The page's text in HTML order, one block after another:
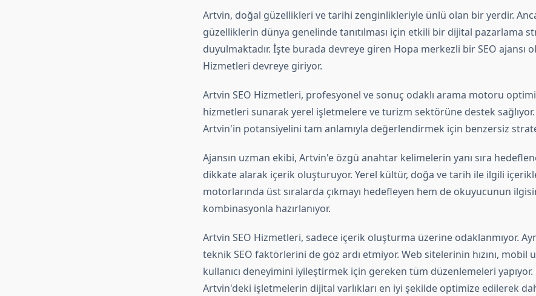
Artvin, doğal güzellikleri ve tarihi zenginlikleriyle ünlü olan bir yerdir.
güzelliklerin dünya genelinde tanıtılması için etkili bir dijital pazarlama
duyulmaktadır. İşte burada devreye giren Hopa merkezli bir SEO ajansı
Hizmetleri devreye giriyor.
Artvin SEO Hizmetleri, profesyonel ve sonuç odaklı arama motoru
hizmetleri sunarak yerel işletmelere ve turizm sektörüne destek sağlıyor.
Artvin'in potansiyelini tam anlamıyla değerlendirmek için benzersiz
Ajansın uzman ekibi, Artvin'e özgü anahtar kelimelerin yanı sıra
dikkate alarak içerik oluşturuyor. Yerel kültür, doğa ve tarih ile ilgili
motorlarında üst sıralarda çıkmayı hedefleyen hem de okuyucunun
kombinasyonla hazırlanıyor.
Artvin SEO Hizmetleri, sadece içerik oluşturma üzerine odaklanmıyor.
teknik SEO faktörlerini de göz ardı etmiyor. Web sitelerinin hızını, mobil
kullanıcı deneyimini iyileştirmek için gereken tüm düzenlemeleri yapıyor.
Artvin'deki işletmelerin dijital varlıkları en iyi şekilde optimize edilerek